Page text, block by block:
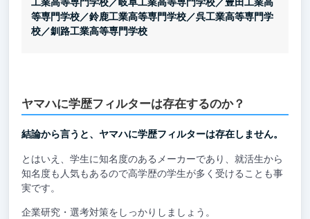
等専門学校／鈴鹿工業高等専門学校／呉工業高等専門学
校／釧路工業高等専門学校
ヤマハに学歴フィルターは存在するのか？
結論から言うと、ヤマハに学歴フィルターは存在しません。
とはいえ、学生に知名度のあるメーカーであり、就活生から
知名度も人気もあるので高学歴の学生が多く受けることも事
実です。
企業研究・選考対策をしっかりしましょう。